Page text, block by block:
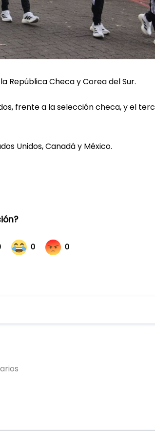
República Checa y Corea del Sur.
frente a la selección checa, y el
Unidos, Canadá y México.